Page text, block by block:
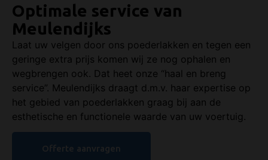
Optimale service van
Meulendijks
Laat uw velgen door ons poederlakken en tegen een
geringe extra prijs komen wij ze nog ophalen en
wegbrengen ook. Dat heet onze “haal en breng
service”. Meulendijks draagt d.m.v. haar expertise op
het gebied van poederlakken graag bij aan de
esthetische en functionele waarde van uw voertuig.
Offerte aanvragen